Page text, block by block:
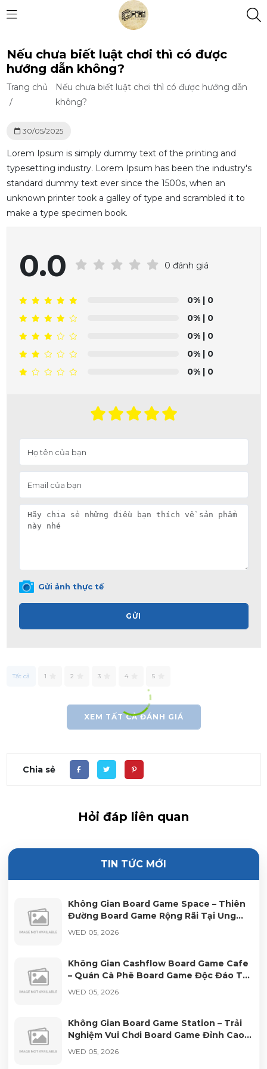
Nếu chưa biết luật chơi thì có được
hướng dẫn không?
Trang chủ
/
Nếu chưa biết luật chơi thì có được hướng dẫn
không?
30/05/2025
Lorem Ipsum is simply dummy text of the printing and
typesetting industry. Lorem Ipsum has been the industry's
standard dummy text ever since the 1500s, when an
unknown printer took a galley of type and scrambled it to
make a type specimen book.
0.0 0 đánh giá
0% | 0
0% | 0
0% | 0
0% | 0
0% | 0
Gửi ảnh thực tế
GỬI
Tất cả 1 2 3 4 5
XEM TẤT CẢ ĐÁNH GIÁ
Chia sẻ
Hỏi đáp liên quan
TIN TỨC MỚI
Không Gian Board Game Space – Thiên
Đường Board Game Rộng Rãi Tại Ung
Văn Khiêm TP.HCM
WED 05, 2026
Không Gian Cashflow Board Game Cafe
– Quán Cà Phê Board Game Độc Đáo Tại
Quận 10 TP.HCM
WED 05, 2026
Không Gian Board Game Station – Trải
Nghiệm Vui Chơi Board Game Đỉnh Cao
Tại Quận 1
WED 05, 2026